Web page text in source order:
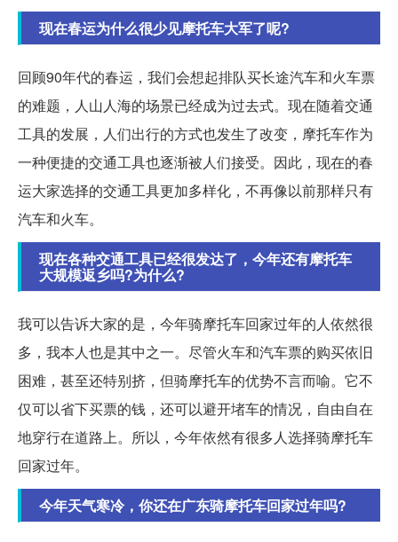
现在春运为什么很少见摩托车大军了呢?
回顾90年代的春运，我们会想起排队买长途汽车和火车票
的难题，人山人海的场景已经成为过去式。现在随着交通
工具的发展，人们出行的方式也发生了改变，摩托车作为
一种便捷的交通工具也逐渐被人们接受。因此，现在的春
运大家选择的交通工具更加多样化，不再像以前那样只有
汽车和火车。
现在各种交通工具已经很发达了，今年还有摩托车
大规模返乡吗?为什么?
我可以告诉大家的是，今年骑摩托车回家过年的人依然很
多，我本人也是其中之一。尽管火车和汽车票的购买依旧
困难，甚至还特别挤，但骑摩托车的优势不言而喻。它不
仅可以省下买票的钱，还可以避开堵车的情况，自由自在
地穿行在道路上。所以，今年依然有很多人选择骑摩托车
回家过年。
今年天气寒冷，你还在广东骑摩托车回家过年吗?